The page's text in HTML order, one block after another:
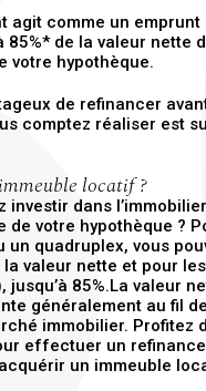
agit comme un
85%* de la valeur nette
votre hypothèque.
de refinancer
comptez réaliser est
locatif ?
investir dans
de votre hypothèque ?
un quadruplex, vous
la valeur nette et pour
85%.La valeur
généralement au fil
immobilier. Profitez
effectuer un
un immeuble